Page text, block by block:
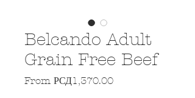
Belcando Adult
Grain Free Beef
From РСД1,370.00Sale Price